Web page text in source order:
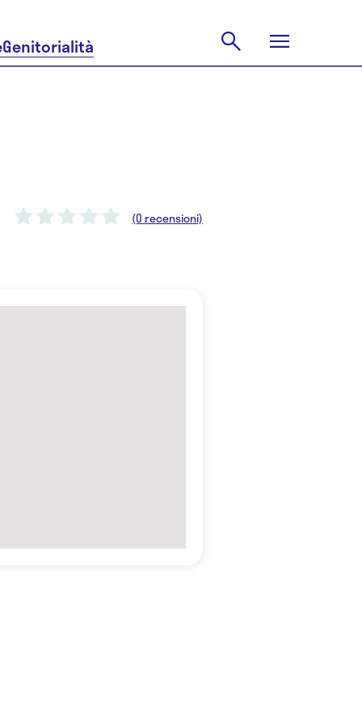
Genitorialità
(0 recensioni)